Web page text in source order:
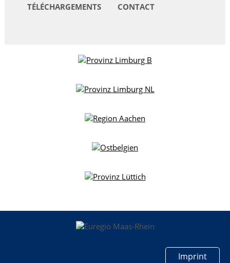
TÉLÉCHARGEMENTS
CONTACT
Imprint